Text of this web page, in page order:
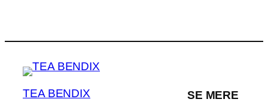
TEA BENDIX
SE MERE